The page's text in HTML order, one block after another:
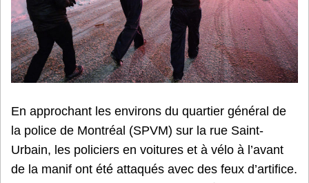
En approchant les environs du quartier général de
la police de Montréal (SPVM) sur la rue Saint-
Urbain, les policiers en voitures et à vélo à l’avant
de la manif ont été attaqués avec des feux d’artifice.